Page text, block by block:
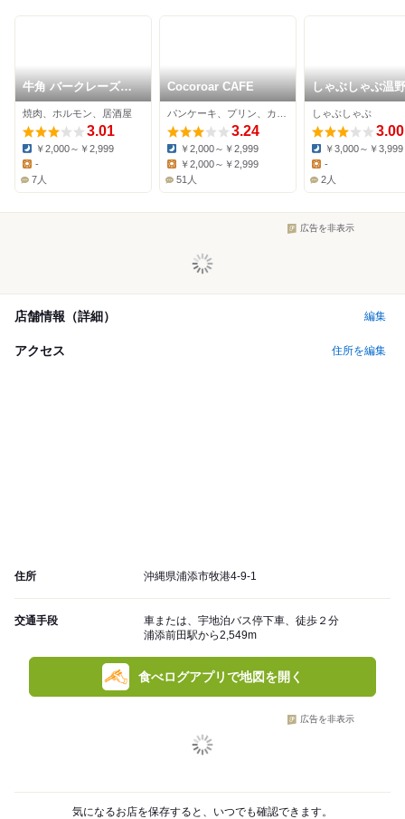
牛角 バークレーズコ
ート店
焼肉、ホルモン、居酒屋
3.01
Dinner:
￥2,000～￥2,999
Lunch:
-
7人
Cocoroar CAFE
3.24
Dinner:
￥2,000～￥2,999
Lunch:
￥2,000～￥2,999
51人
しゃぶしゃぶ温
浦添ピーズスク
しゃぶしゃぶ
3.00
Dinner:
￥3,000～￥3,999
Lunch:
-
2人
広告を非表示
店舗情報（詳細） 編集
アクセス 住所を編集
住所 沖縄県浦添市牧港4-9-1
交通手段
車または、宇地泊バス停下車、徒歩２分
浦添前田駅から2,549m
食べログアプリで地図を開く
広告を非表示
気になるお店を保存すると、いつでも確認できます。